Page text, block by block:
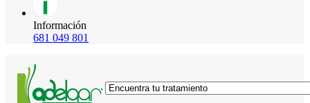
Información
681 049 801